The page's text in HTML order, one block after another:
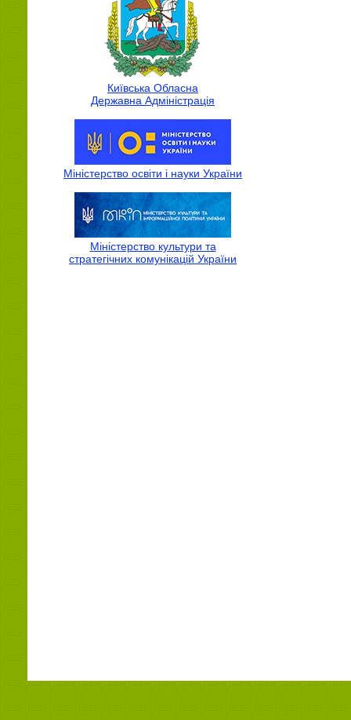
Київська Обласна
Державна Адмiнiстрацiя
Міністерство освіти і науки України
Міністерство культури та
стратегічних комунікацій України